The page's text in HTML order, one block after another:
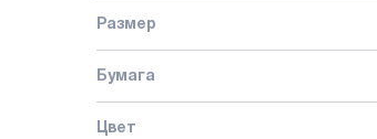
Размер
Бумага
Цвет